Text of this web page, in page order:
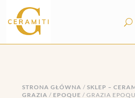
STRONA GŁÓWNA / SKLEP –
GRAZIA / EPOQUE / GRAZIA